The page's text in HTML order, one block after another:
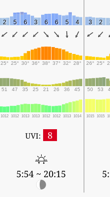
2 5 6 3 6 6 5 4 3 2
25° 25° 30° 36° 38° 37° 32° 28° 26° 25°
51 47 35 25 21 26 36 45 50 53
1012 1012 1013 1013 1012 1012 1013 1014 1015 1015
UVI: 8
5:54 ~ 20:15